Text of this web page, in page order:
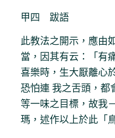
甲四 跋語
此教法之開示，應由
當，因其有云：「有
喜樂時，生大厭離心
恐怕連 我之舌頭，都
等一味之目標，故我
瑪，述作以上於此「